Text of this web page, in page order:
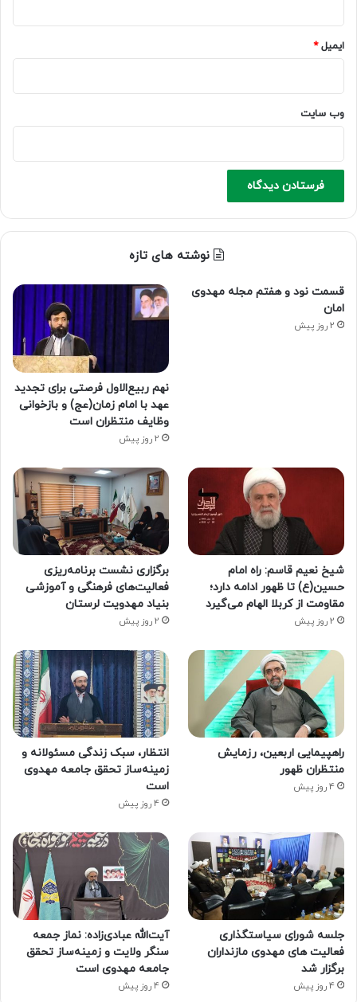
ایمیل*
وب‌ سایت
نوشته های تازه
قسمت نود و هفتم مجله مهدوی
امان
2 روز پیش
نهم ربیع‌الاول فرصتی برای تجدید
عهد با امام زمان(عج) و بازخوانی
وظایف منتظران است
2 روز پیش
شیخ نعیم قاسم: راه امام
حسین(ع) تا ظهور ادامه دارد؛
مقاومت از کربلا الهام می‌گیرد
2 روز پیش
برگزاری نشست برنامه‌ریزی
فعالیت‌های فرهنگی و آموزشی
بنیاد مهدویت لرستان
2 روز پیش
راهپیمایی اربعین، رزمایش
منتظران ظهور
4 روز پیش
انتظار، سبک زندگی مسئولانه و
زمینه‌ساز تحقق جامعه مهدوی
است
4 روز پیش
جلسه شورای سیاستگذاری
فعالیت های مهدوی مازنداران
برگزار شد
4 روز پیش
آیت‌الله عبادی‌زاده: نماز جمعه
سنگر ولایت و زمینه‌ساز تحقق
جامعه مهدوی است
4 روز پیش